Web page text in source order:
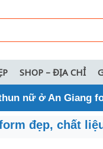
SHOP – ĐỊA CHỈ
nữ ở An Giang
đẹp, chất